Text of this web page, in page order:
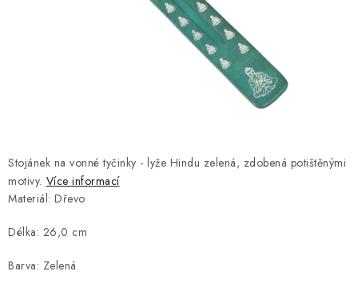
Hodnocení obchodu
Stojánek na vonné tyčinky - lyže Hindu zelená, zdobená potištěnými
motivy. Více informací
Materiál: Dřevo
Délka: 26,0 cm
Barva: Zelená